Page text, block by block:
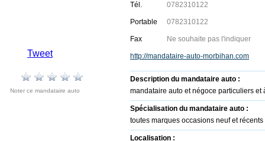
Tél. 0782310122
Portable 0782310122
Fax Ne souhaite pas l'indiquer
Tweet http://mandataire-auto-morbihan.com
Description du mandataire auto :
mandataire auto et négoce particuliers et
Spécialisation du mandataire auto :
toutes marques occasions neuf et
Localisation :
Noter ce mandataire auto